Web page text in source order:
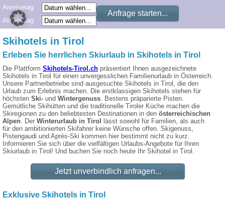
Anreisetag
Abreisetag
Skihotels in Tirol
Erleben Sie herrlichen Skiurlaub in Skihotels in Tirol
Die Plattform Skihotels-Tirol.ch präsentiert Ihnen ausgezeichnete
Skihotels in Tirol für einen unvergesslichen Familienurlaub in Österreich.
Unsere Partnerbetriebe sind ausgesuchte Skihotels in Tirol, die den
Urlaub zum Erlebnis machen. Die erstklassigen Skihotels stehen für
höchsten Ski- und Wintergenuss. Bestens präparierte Pisten.
Gemütliche Skihütten und die traditionelle Tiroler Küche machen die
Skiregionen zu den beliebtesten Destinationen in den österreichischen
Alpen. Der Winterurlaub in Tirol
lässt sowohl für Familien, als auch
für den ambitionierten Skifahrer keine Wünsche offen. Skigenuss,
Pistengaudi und Après-Ski kommen hier bestimmt nicht zu kurz.
Informieren Sie sich über die vielfältigen Urlaubs-Angebote für Ihren
Skiurlaub in Tirol! Und buchen Sie noch heute Ihr Skihotel in Tirol.
Jetzt unverbindlich anfragen...
Exklusive Skihotels in Tirol